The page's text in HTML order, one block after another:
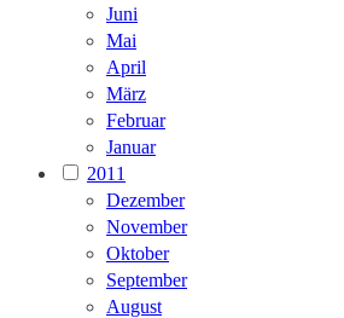
Juni
Mai
April
März
Februar
Januar
2011
Dezember
November
Oktober
September
August